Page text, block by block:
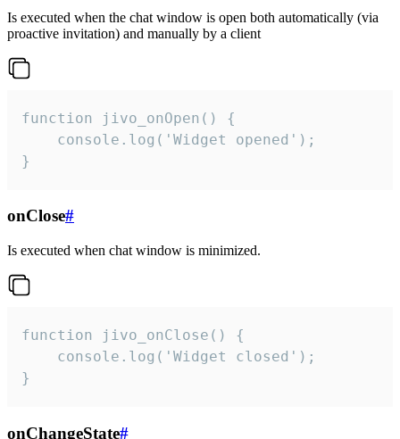
Is executed when the chat window is open both automatically (via
proactive invitation) and manually by a client
function jivo_onOpen() {
    console.log('Widget opened');
}
onClose#
Is executed when chat window is minimized.
function jivo_onClose() {
    console.log('Widget closed');
}
onChangeState#